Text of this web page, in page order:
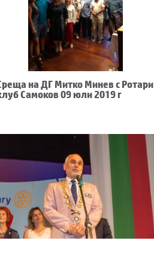
на ДГ Митко Минев с Ротари
Самоков 09 юли 2019 г